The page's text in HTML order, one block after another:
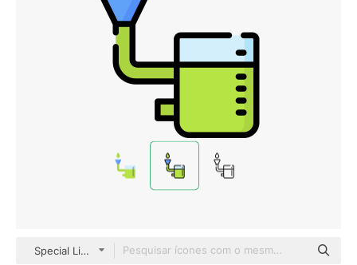
Special Lineal color